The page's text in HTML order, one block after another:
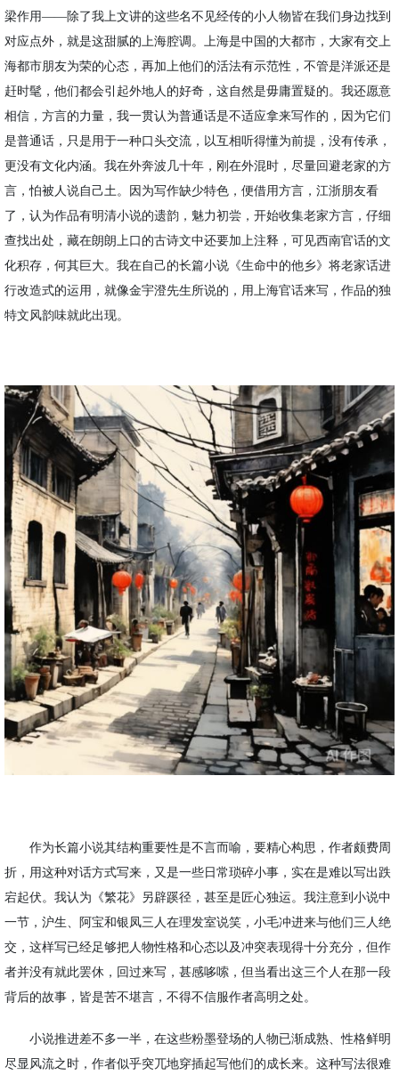
梁作用——除了我上文讲的这些名不见经传的小人物皆在我们身边找到
对应点外，就是这甜腻的上海腔调。上海是中国的大都市，大家有交上
海都市朋友为荣的心态，再加上他们的活法有示范性，不管是洋派还是
赶时髦，他们都会引起外地人的好奇，这自然是毋庸置疑的。我还愿意
相信，方言的力量，我一贯认为普通话是不适应拿来写作的，因为它们
是普通话，只是用于一种口头交流，以互相听得懂为前提，没有传承，
更没有文化内涵。我在外奔波几十年，刚在外混时，尽量回避老家的方
言，怕被人说自己土。因为写作缺少特色，便借用方言，江浙朋友看
了，认为作品有明清小说的遗韵，魅力初尝，开始收集老家方言，仔细
查找出处，藏在朗朗上口的古诗文中还要加上注释，可见西南官话的文
化积存，何其巨大。我在自己的长篇小说《生命中的他乡》将老家话进
行改造式的运用，就像金宇澄先生所说的，用上海官话来写，作品的独
特文风韵味就此出现。
作为长篇小说其结构重要性是不言而喻，要精心构思，作者颇费周
折，用这种对话方式写来，又是一些日常琐碎小事，实在是难以写出跌
宕起伏。我认为《繁花》另辟蹊径，甚至是匠心独运。我注意到小说中
一节，沪生、阿宝和银凤三人在理发室说笑，小毛冲进来与他们三人绝
交，这样写已经足够把人物性格和心态以及冲突表现得十分充分，但作
者并没有就此罢休，回过来写，甚感哆嗦，但当看出这三个人在那一段
背后的故事，皆是苦不堪言，不得不信服作者高明之处。
小说推进差不多一半，在这些粉墨登场的人物已渐成熟、性格鲜明
尽显风流之时，作者似乎突兀地穿插起写他们的成长来。这种写法很难